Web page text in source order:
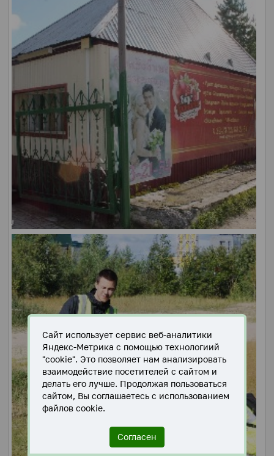
Сайт использует сервис веб-аналитики
Яндекс-Метрика с помощью технологиий
"cookie". Это позволяет нам анализировать
взаимодействие посетителей с сайтом и
делать его лучше. Продолжая пользоваться
сайтом, Вы соглашаетесь с использованием
файлов cookie.
Согласен